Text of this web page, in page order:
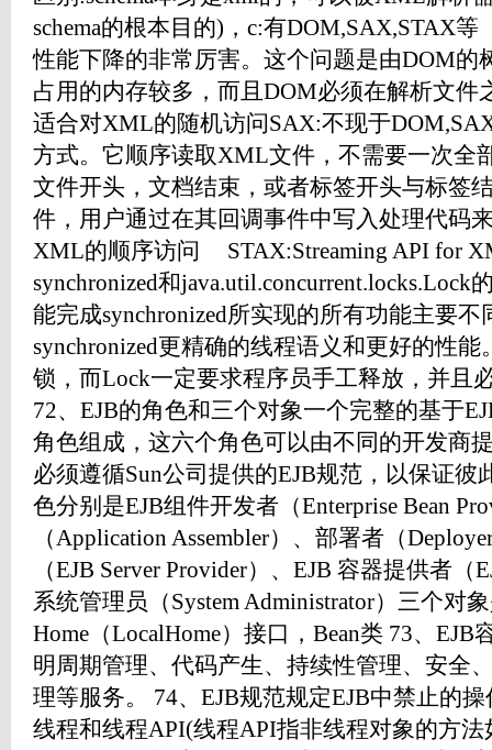
schema的根本目的)，c:有DOM,SAX,STAX
性能下降的非常厉害。这个问题是由DOM的
占用的内存较多，而且DOM必须在解析文件
适合对XML的随机访问SAX:不现于
方式。它顺序读取XML文件，不需要一次全
文件开头，文档结束，或者标签开头与标签
件，用户通过在其回调事件中写入处理代码
XML的顺序访问 STAX:Streaming API for
synchronized和
能完成synchronized所实现的所有功能主要不
synchronized更精确的线程语义和更好的性能
锁，而Lock一定要求程序员手工释放，并且
72、EJB的角色和三个对象一个完整的基于
角色组成，这六个角色可以由不同的开发商
必须遵循Sun公司提供的EJB规范，以保证
色分别是EJB组件开发者（Enterprise Bean
（Application Assembler）、部署者（
（EJB Server Provider）、EJB 容器提供者（
系统管理员（System Administrator）三个对
Home（LocalHome）接口，Bean类 73、
明周期管理、代码产生、持续性管理、安全
理等服务。 74、EJB规范规定EJB中禁止的
线程和线程API(线程API指非线程对象的方